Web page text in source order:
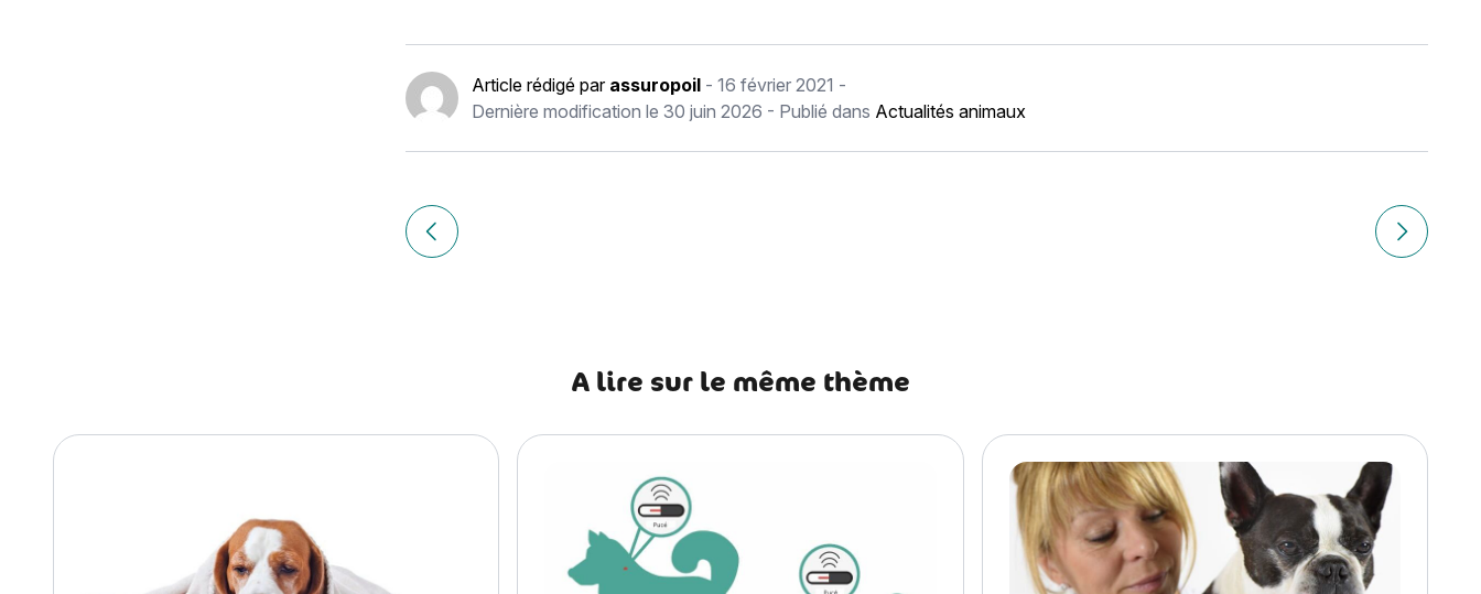
Article rédigé par assuropoil - 16 février 2021 -
Dernière modification le 30 juin 2026 - Publié dans Actualités animaux
Navigation
de
Article précédent Faut-il assurer son animal, est-ce nécessaire ? Article
A lire sur le même thème